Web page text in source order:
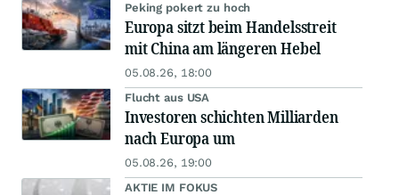
Peking pokert zu hoch
Europa sitzt beim Handelsstreit
mit China am längeren Hebel
05.08.26, 18:00
Flucht aus USA
Investoren schichten Milliarden
nach Europa um
05.08.26, 19:00
AKTIE IM FOKUS